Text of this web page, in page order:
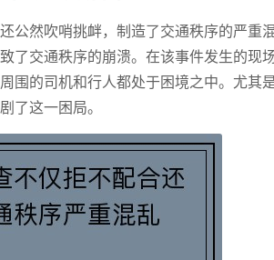
公然吹哨挑衅，制造了交通秩序的严重
了交通秩序的崩溃。在该事件发生的现
围的司机和行人都处于困境之中。尤其
了这一困局。